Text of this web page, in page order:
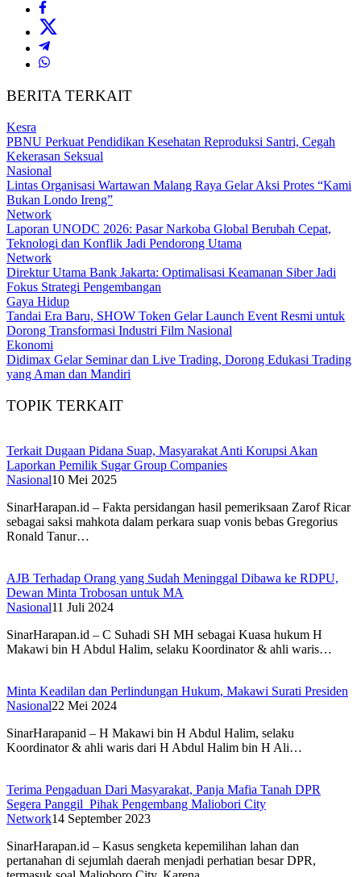
BERITA TERKAIT
Kesra
PBNU Perkuat Pendidikan Kesehatan Reproduksi Santri, Cegah
Kekerasan Seksual
Nasional
Lintas Organisasi Wartawan Malang Raya Gelar Aksi Protes “Kami
Bukan Londo Ireng”
Network
Laporan UNODC 2026: Pasar Narkoba Global Berubah Cepat,
Teknologi dan Konflik Jadi Pendorong Utama
Network
Direktur Utama Bank Jakarta: Optimalisasi Keamanan Siber Jadi
Fokus Strategi Pengembangan
Gaya Hidup
Tandai Era Baru, SHOW Token Gelar Launch Event Resmi untuk
Dorong Transformasi Industri Film Nasional
Ekonomi
Didimax Gelar Seminar dan Live Trading, Dorong Edukasi Trading
yang Aman dan Mandiri
TOPIK TERKAIT
Terkait Dugaan Pidana Suap, Masyarakat Anti Korupsi Akan
Laporkan Pemilik Sugar Group Companies
Nasional10 Mei 2025
SinarHarapan.id – Fakta persidangan hasil pemeriksaan Zarof Ricar
sebagai saksi mahkota dalam perkara suap vonis bebas Gregorius
Ronald Tanur…
AJB Terhadap Orang yang Sudah Meninggal Dibawa ke RDPU,
Dewan Minta Trobosan untuk MA
Nasional11 Juli 2024
SinarHarapan.id – C Suhadi SH MH sebagai Kuasa hukum H
Makawi bin H Abdul Halim, selaku Koordinator & ahli waris…
Minta Keadilan dan Perlindungan Hukum, Makawi Surati Presiden
Nasional22 Mei 2024
SinarHarapanid – H Makawi bin H Abdul Halim, selaku
Koordinator & ahli waris dari H Abdul Halim bin H Ali…
Terima Pengaduan Dari Masyarakat, Panja Mafia Tanah DPR
Segera Panggil Pihak Pengembang Maliobori City
Network14 September 2023
SinarHarapan.id – Kasus sengketa kepemilihan lahan dan
pertanahan di sejumlah daerah menjadi perhatian besar DPR,